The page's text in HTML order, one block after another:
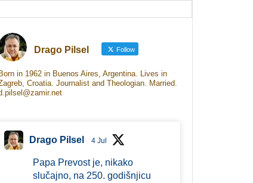
Drago Pilsel Follow
Born in 1962 in Buenos Aires, Argentina. Lives in
Croatia. Journalist and Theologian. Married.
Drago Pilsel 4 Jul
Papa Prevost je, nikako
slučajno, na 250. godišnjicu